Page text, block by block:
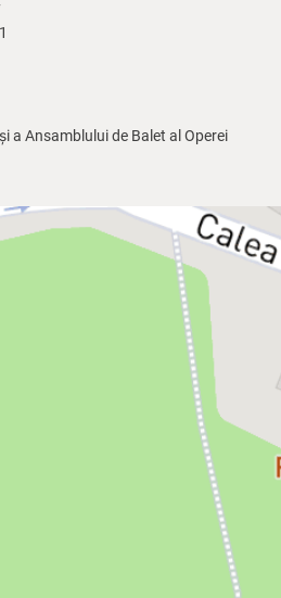
a Ansamblului de Balet al Operei
situația le impune.